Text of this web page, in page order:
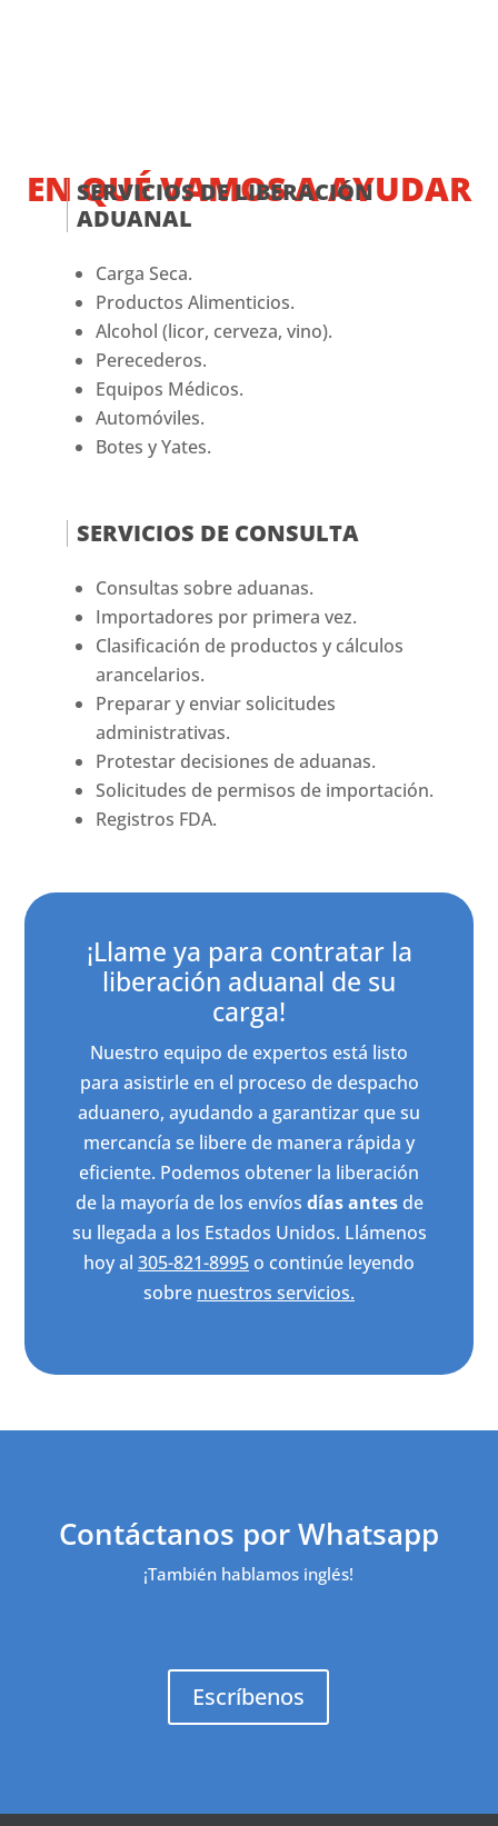
EN QUÉ VAMOS A AYUDAR
SERVICIOS DE LIBERACIÓN
ADUANAL
Carga Seca.
Productos Alimenticios.
Alcohol (licor, cerveza, vino).
Perecederos.
Equipos Médicos.
Automóviles.
Botes y Yates.
SERVICIOS DE CONSULTA
Consultas sobre aduanas.
Importadores por primera vez.
Clasificación de productos y cálculos
arancelarios.
Preparar y enviar solicitudes
administrativas.
Protestar decisiones de aduanas.
Solicitudes de permisos de importación.
Registros FDA.
¡Llame ya para contratar la
liberación aduanal de su
carga!
Nuestro equipo de expertos está listo
para asistirle en el proceso de despacho
aduanero, ayudando a garantizar que su
mercancía se libere de manera rápida y
eficiente. Podemos obtener la liberación
de la mayoría de los envíos días antesde
su llegada a los Estados Unidos. Llámenos
hoy al 305-821-8995 o continúe leyendo
sobre nuestros servicios.
Contáctanos por Whatsapp
¡También hablamos inglés!
Escríbenos